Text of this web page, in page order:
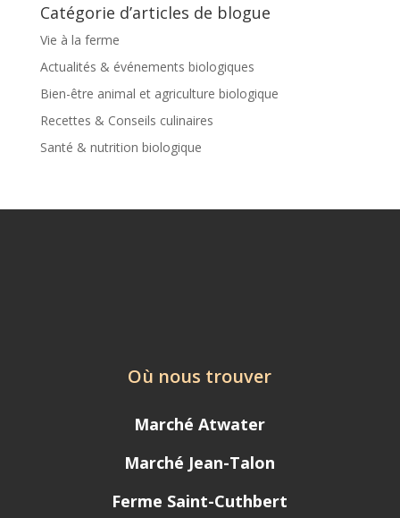
Catégorie d’articles de blogue
Vie à la ferme
Actualités & événements biologiques
Bien-être animal et agriculture biologique
Recettes & Conseils culinaires
Santé & nutrition biologique
Où nous trouver
Marché Atwater
Marché Jean-Talon
Ferme Saint-Cuthbert